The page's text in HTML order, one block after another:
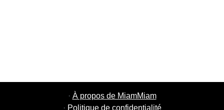
· À propos de MiamMiam
· Politique de confidentialité